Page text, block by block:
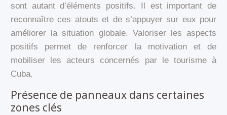
sont autant d’éléments positifs. Il est important de
reconnaître ces atouts et de s’appuyer sur eux pour
améliorer la situation globale. Valoriser les aspects
positifs permet de renforcer la motivation et de
mobiliser les acteurs concernés par le tourisme à
Cuba.
Présence de panneaux dans certaines
zones clés